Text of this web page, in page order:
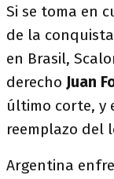
Si se toma en
de la
en Brasil,
derecho Juan
último corte, y
reemplazo del
Argentina